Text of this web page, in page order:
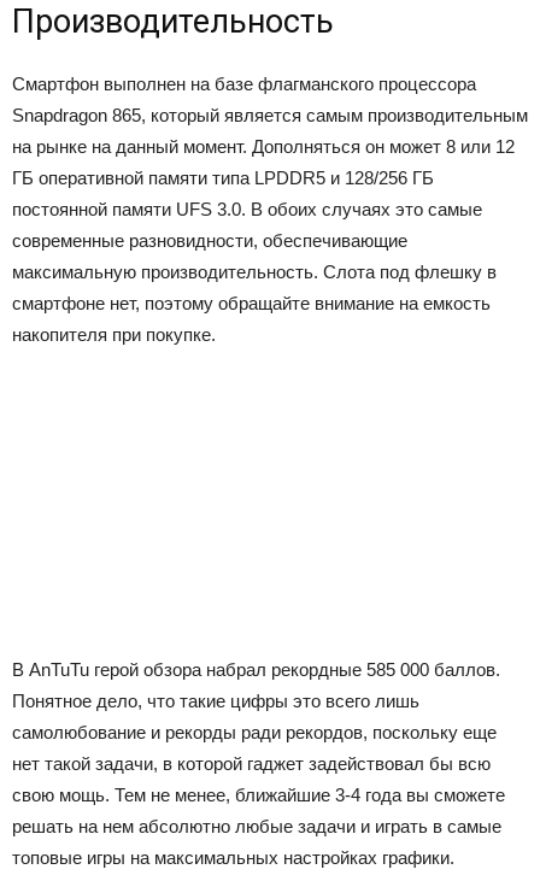
Производительность
Смартфон выполнен на базе флагманского процессора
Snapdragon 865, который является самым производительным
на рынке на данный момент. Дополняться он может 8 или 12
ГБ оперативной памяти типа LPDDR5 и 128/256 ГБ
постоянной памяти UFS 3.0. В обоих случаях это самые
современные разновидности, обеспечивающие
максимальную производительность. Слота под флешку в
смартфоне нет, поэтому обращайте внимание на емкость
накопителя при покупке.
В AnTuTu герой обзора набрал рекордные 585 000 баллов.
Понятное дело, что такие цифры это всего лишь
самолюбование и рекорды ради рекордов, поскольку еще
нет такой задачи, в которой гаджет задействовал бы всю
свою мощь. Тем не менее, ближайшие 3-4 года вы сможете
решать на нем абсолютно любые задачи и играть в самые
топовые игры на максимальных настройках графики.